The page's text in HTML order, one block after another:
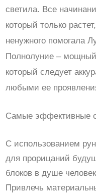
светила. Все
который только
ненужного помогала
Полнолуние – мощный
который следует
любыми ее
Самые эффективные
С использованием
для прорицаний
блоков в душе
Привлечь